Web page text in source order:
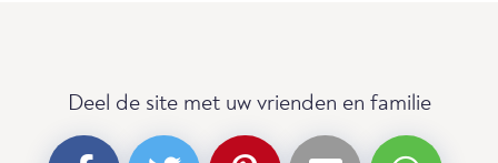
Deel de site met uw vrienden en familie